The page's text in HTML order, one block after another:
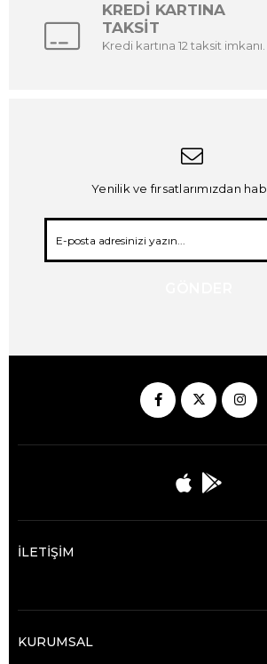
KREDİ KARTINA
TAKSİT
Kredi kartına 12 taksit imkanı.
Yenilik ve fırsatlarımızdan
İLETİŞİM
KURUMSAL